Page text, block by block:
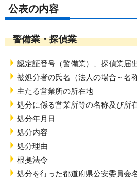
公表の内容
警備業・探偵業
認定証番号（警備業）、探偵業届
被処分者の氏名（法人の場合～名
主たる営業所の所在地
処分に係る営業所等の名称及び所
処分年月日
処分内容
処分理由
根拠法令
処分を行った都道府県公安委員会